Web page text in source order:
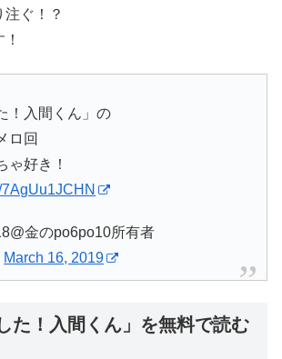
ぐ！？
！入間くん」の
ロ回
ゃ好き！
金のpo6po10所有者
March 16, 2019
た！入間くん」を無料で読む